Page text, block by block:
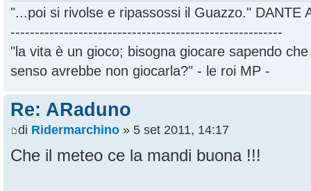
"...poi si rivolse e ripassossi il Guazzo." DANTE
--------------------------------------------------------
"la vita è un gioco; bisogna giocare sapendo
senso avrebbe non giocarla?" - le roi MP -
Re: ARaduno
di Ridermarchino » 5 set 2011, 14:17
Che il meteo ce la mandi buona !!!